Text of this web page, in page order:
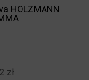
HOLZMANN
zł